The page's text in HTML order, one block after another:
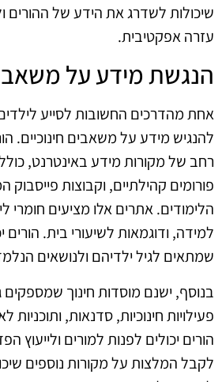
שיכולות לשדרג את הידע של ההורים
עזרה אפקטיבית.
הנגשת מידע על
אחת מהדרכים החשובות לסייע
להנגיש מידע על משאבים חינוכיים.
רחב של מקורות מידע באינטרנט, כולל
פורומים קהילתיים, וקבוצות
הלימודים. אתרים אלו מציעים חומרי
למידה, ודוגמאות לשיעורי בית. הורים
שמתאים לגיל ילדיהם ולנושאים
בנוסף, ישנם מוסדות חינוך
פעילויות חינוכיות, סדנאות,
הורים יכולים לפנות למורים ולייעוץ
לקבל המלצות על מקורות נוספים